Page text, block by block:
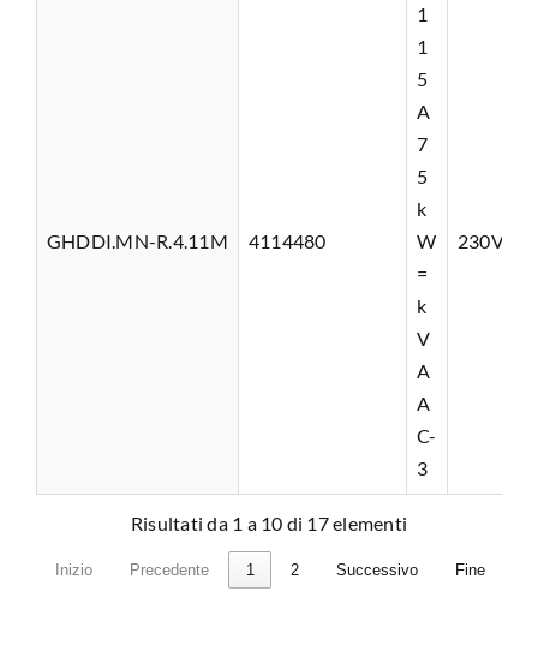
GHDDI.MN-R.4.11M 4114480
1
1
5
A
7
5
k
W
=
k
V
A
A
C-
3
230VAC
Risultati da 1 a 10 di 17 elementi
Inizio Precedente 1 2 Successivo Fine